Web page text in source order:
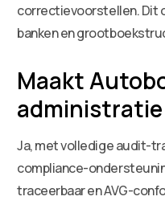
correctievoorstellen. Dit
banken en
Maakt
administratie
Ja, met volledige audit-
compliance-
traceerbaar en AVG-